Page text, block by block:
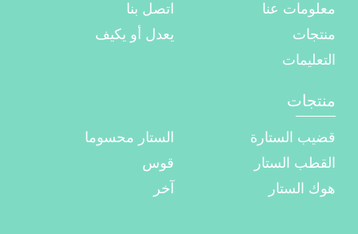
معلومات عنا
اتصل بنا
منتجات
يعدل أو يكيف
التعليمات
منتجات
قضيب الستارة
الستار محسوما
القطب الستار
قوس
هوك الستار
آخر